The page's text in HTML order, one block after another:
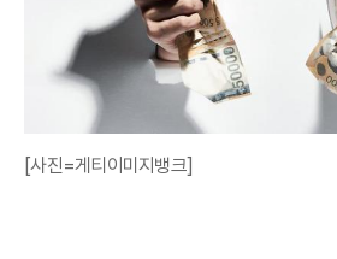
[사진=게티이미지뱅크]